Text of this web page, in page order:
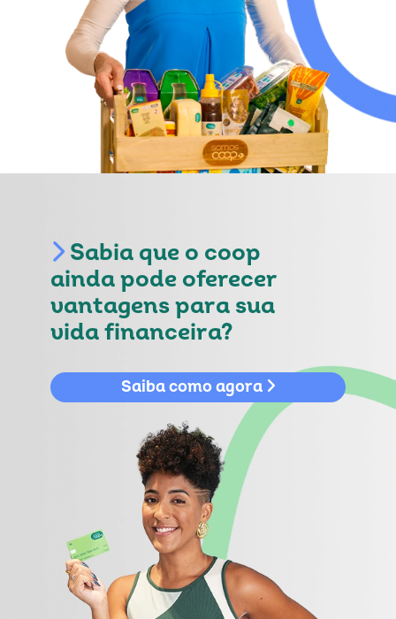
Sabia que o coop
ainda pode oferecer
vantagens para sua
vida financeira?
Saiba como agora